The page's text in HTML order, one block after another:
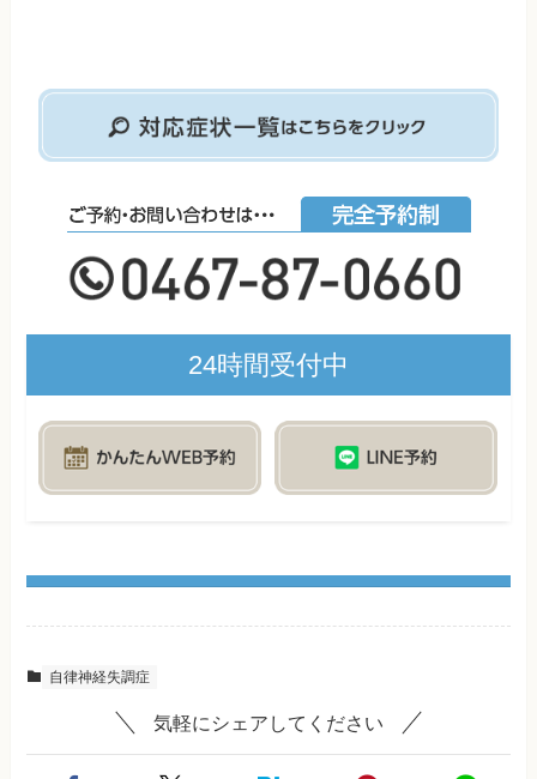
24時間受付中
自律神経失調症
気軽にシェアしてください